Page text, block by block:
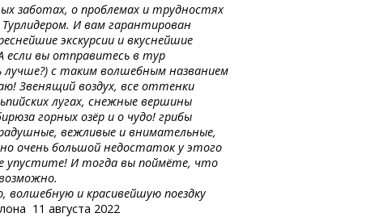
заботах, о проблемах и трудностях
И вам гарантирован
экскурсии и вкуснейшие
если вы отправитесь в тур
с таким волшебным названием
Звенящий воздух, все оттенки
лугах, снежные вершины
горных озёр и о чудо! грибы
вежливые и внимательные,
очень большой недостаток у этого
упустите! И тогда вы поймёте, что
волшебную и красивейшую поездку
11 августа 2022